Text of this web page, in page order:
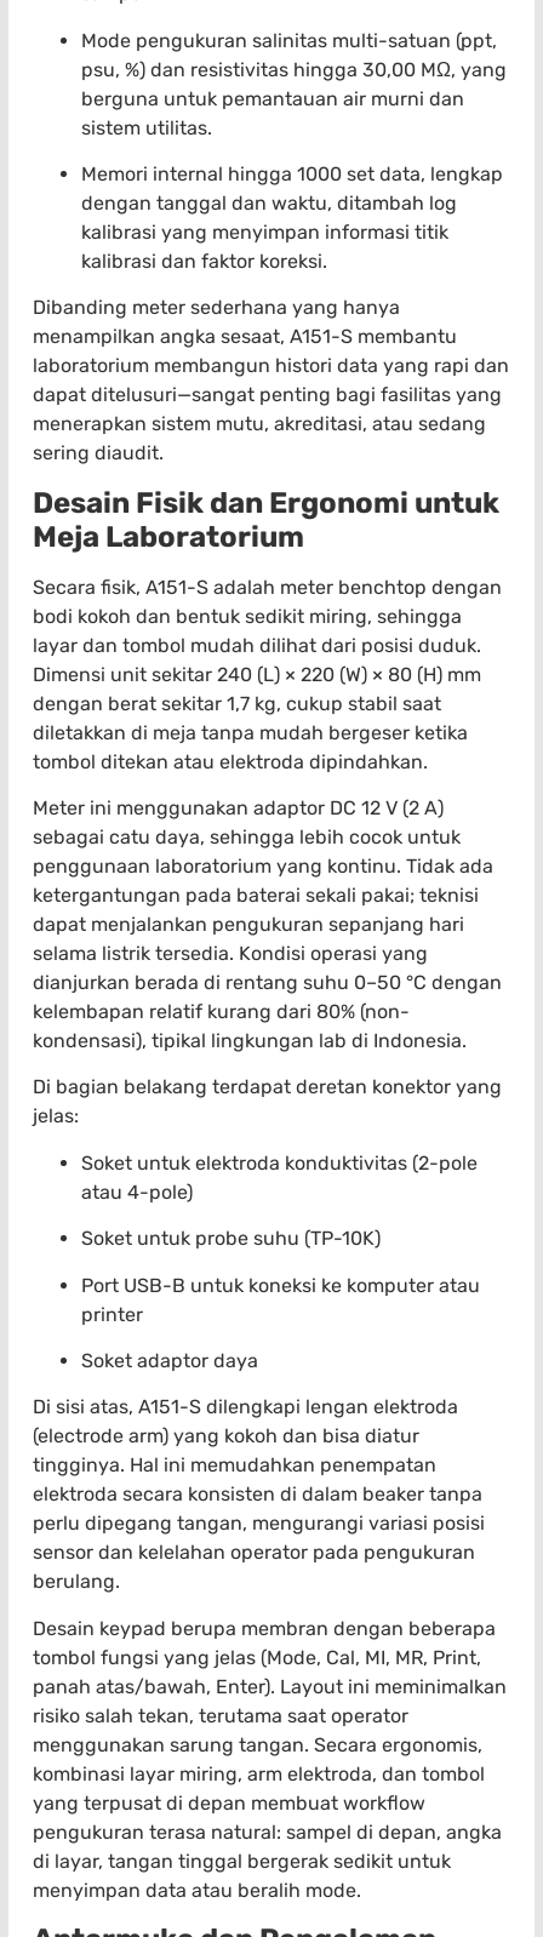
Mode pengukuran salinitas multi-satuan (ppt,
psu, %) dan resistivitas hingga 30,00 MΩ, yang
berguna untuk pemantauan air murni dan
sistem utilitas.
Memori internal hingga 1000 set data, lengkap
dengan tanggal dan waktu, ditambah log
kalibrasi yang menyimpan informasi titik
kalibrasi dan faktor koreksi.
Dibanding meter sederhana yang hanya
menampilkan angka sesaat, A151-S membantu
laboratorium membangun histori data yang rapi dan
dapat ditelusuri—sangat penting bagi fasilitas yang
menerapkan sistem mutu, akreditasi, atau sedang
sering diaudit.
Desain Fisik dan Ergonomi untuk
Meja Laboratorium
Secara fisik, A151-S adalah meter benchtop dengan
bodi kokoh dan bentuk sedikit miring, sehingga
layar dan tombol mudah dilihat dari posisi duduk.
Dimensi unit sekitar 240 (L) × 220 (W) × 80 (H) mm
dengan berat sekitar 1,7 kg, cukup stabil saat
diletakkan di meja tanpa mudah bergeser ketika
tombol ditekan atau elektroda dipindahkan.
Meter ini menggunakan adaptor DC 12 V (2 A)
sebagai catu daya, sehingga lebih cocok untuk
penggunaan laboratorium yang kontinu. Tidak ada
ketergantungan pada baterai sekali pakai; teknisi
dapat menjalankan pengukuran sepanjang hari
selama listrik tersedia. Kondisi operasi yang
dianjurkan berada di rentang suhu 0–50 °C dengan
kelembapan relatif kurang dari 80% (non-
kondensasi), tipikal lingkungan lab di Indonesia.
Di bagian belakang terdapat deretan konektor yang
jelas:
Soket untuk elektroda konduktivitas (2-pole
atau 4-pole)
Soket untuk probe suhu (TP-10K)
Port USB-B untuk koneksi ke komputer atau
printer
Soket adaptor daya
Di sisi atas, A151-S dilengkapi lengan elektroda
(electrode arm) yang kokoh dan bisa diatur
tingginya. Hal ini memudahkan penempatan
elektroda secara konsisten di dalam beaker tanpa
perlu dipegang tangan, mengurangi variasi posisi
sensor dan kelelahan operator pada pengukuran
berulang.
Desain keypad berupa membran dengan beberapa
tombol fungsi yang jelas (Mode, Cal, MI, MR, Print,
panah atas/bawah, Enter). Layout ini meminimalkan
risiko salah tekan, terutama saat operator
menggunakan sarung tangan. Secara ergonomis,
kombinasi layar miring, arm elektroda, dan tombol
yang terpusat di depan membuat workflow
pengukuran terasa natural: sampel di depan, angka
di layar, tangan tinggal bergerak sedikit untuk
menyimpan data atau beralih mode.